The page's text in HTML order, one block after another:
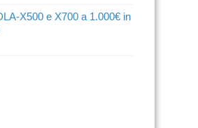
X500 e X700 a 1.000€ in